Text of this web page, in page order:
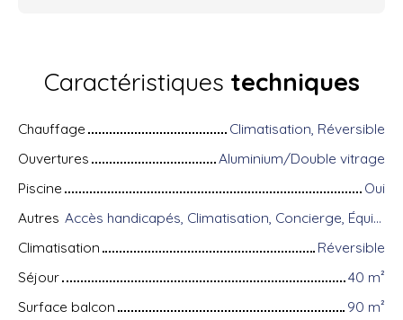
Caractéristiques techniques
Chauffage
Climatisation, Réversible
Ouvertures
Aluminium/Double vitrage
Piscine
Oui
Autres
Accès handicapés, Climatisation, Concierge, Équipements domotiques, Fibre optique, Gardien, Interphone, Portail motorisé, Porte blindée, Système d'alarme, Visiophone, Volets électriques
Climatisation
Réversible
Séjour
40 m²
Surface balcon
90 m²